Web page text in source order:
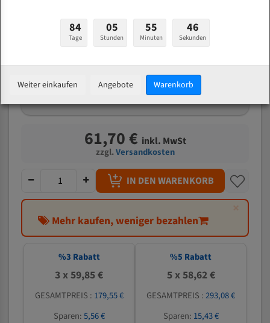
Welche Zahn soll ich wählen?
61,70 € inkl. MwSt
zzgl.Versandkosten
IN DEN WARENKORB
×
Mehr kaufen, weniger bezahlen
%3 Rabatt
3 x 59,85 €
GESAMTPREIS : 179,55 €
Sparen:5,56 €
%5 Rabatt
5 x 58,62 €
GESAMTPREIS :293,08 €
Sparen: 15,43 €
Konvex Meterware
84
Tage
05
Stunden
55
Minuten
45
Sekunden
Weiter einkaufen Angebote Warenkorb